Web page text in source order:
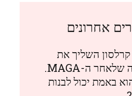
אחרונים
השליך את
הכפפה שלאחר ה-MAGA.
באמת יכול לבנות